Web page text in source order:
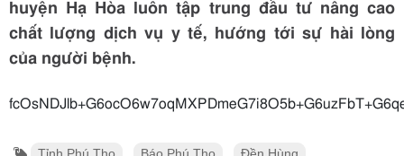
huyện Hạ Hòa luôn tập trung đầu tư nâng cao
chất lượng dịch vụ y tế, hướng tới sự hài lòng
của người bệnh.